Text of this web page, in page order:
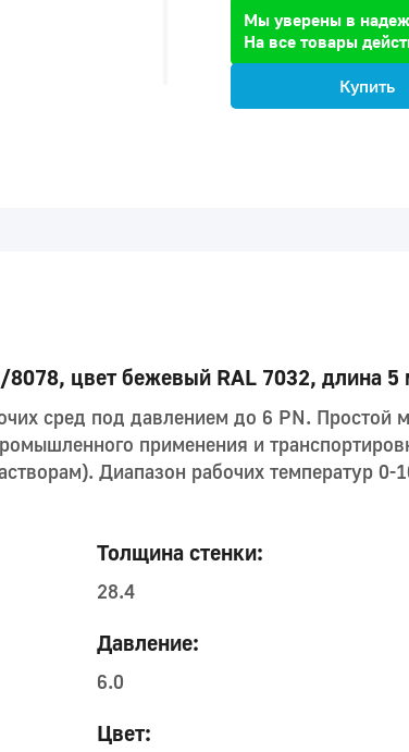
Мы уверены в
На все товары
Купить
8078, цвет бежевый RAL 7032, длина 5
сред под давлением до 6 PN.
применения и
Диапазон рабочих температур 0-
Толщина стенки:
28.4
Давление:
6.0
Цвет: